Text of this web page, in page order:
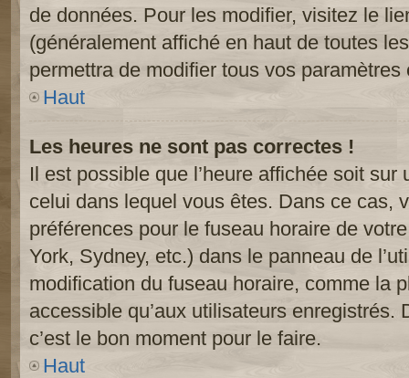
de données. Pour les modifier, visitez le
(généralement affiché en haut de toutes
permettra de modifier tous vos paramètres
Haut
Les heures ne sont pas correctes !
Il est possible que l’heure affichée soit
celui dans lequel vous êtes. Dans ce cas,
préférences pour le fuseau horaire de
York, Sydney, etc.) dans le panneau de
modification du fuseau horaire, comme la
accessible qu’aux utilisateurs enregistrés.
c’est le bon moment pour le faire.
Haut